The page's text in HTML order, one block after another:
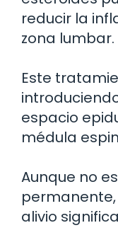
reducir la
zona lumbar.
Este
espacio
médula
Aunque no
alivio